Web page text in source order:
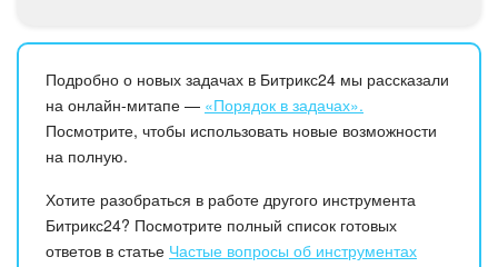
Автоматизация
Интеграция 1С и Битрикс24
Сотрудники
Бизнес-процессы
Подробно о новых задачах в Битрикс24 мы рассказали
на онлайн-митапе — «Порядок в задачах».
Посмотрите, чтобы использовать новые возможности
на полную.
Хотите разобраться в работе другого инструмента
Битрикс24? Посмотрите полный список готовых
ответов в статье Частые вопросы об инструментах